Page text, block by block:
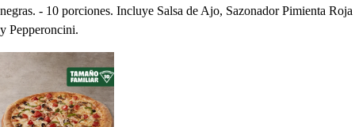
negras. - 10 porciones. Incluye Salsa de Ajo, Sazonador Pimienta Roja
y Pepperoncini.